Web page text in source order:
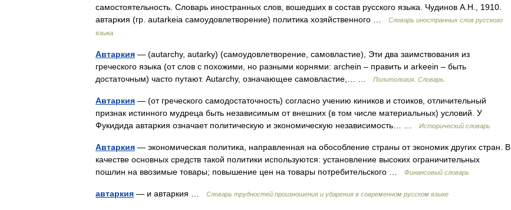
самостоятельность. Словарь иностранных слов, вошедших в состав русского языка. Чудинов А.Н., 1910.
автаркия (гр. autarkeia самоудовлетворение) политика хозяйственного …
Словарь иностранных слов русского
языка
Автаркия — (autarchy, autarky) (самоудовлетворение, самовластие), Эти два заимствования из
греческого языка (от слов с похожими, но разными корнями: archein – править и arkeein – быть
достаточным) часто путают. Autarchy, означающее самовластие,… …
Политология. Словарь.
Автаркия — (от греческого самодостаточность) согласно учению киников и стоиков, отличительный
признак истинного мудреца быть независимым от внешних (в том числе материальных) условий. У
Фукидида автаркия означает политическую и экономическую независимость… …
Исторический словарь
Автаркия — экономическая политика, направленная на обособление страны от экономик других стран. В
качестве основных средств такой политики используются: установление высоких ограничительных
пошлин на ввозимые товары; повышение цен на товары потребительского …
Финансовый словарь
автаркия — и автаркия … Словарь трудностей произношения и ударения в современном русском языке